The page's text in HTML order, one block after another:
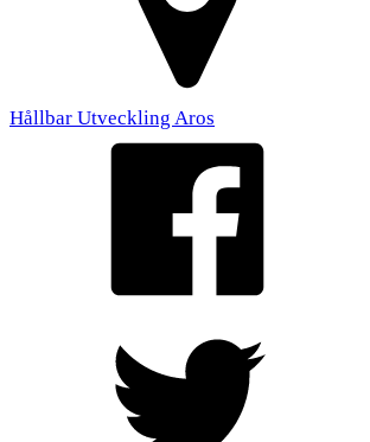
Hållbar Utveckling Aros